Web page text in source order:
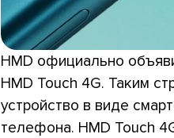
HMD официально
HMD Touch 4G. Таким
устройство в виде
телефона. HMD Touch